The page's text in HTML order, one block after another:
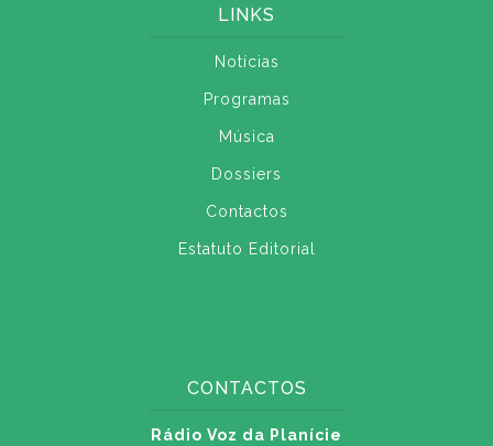
LINKS
Notícias
Programas
Música
Dossiers
Contactos
Estatuto Editorial
CONTACTOS
Rádio Voz da Planície